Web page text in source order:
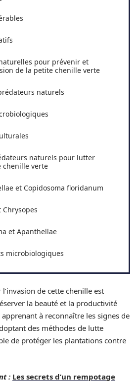
pour prévenir et
de la petite chenille verte
naturels
naturels pour lutter
chenille verte
et Copidosoma floridanum
et Apanthellae
microbiologiques
de cette chenille est
la beauté et la productivité
apprenant à reconnaître les signes de
des méthodes de lutte
de protéger les plantations contre
: Les secrets d’un rempotage